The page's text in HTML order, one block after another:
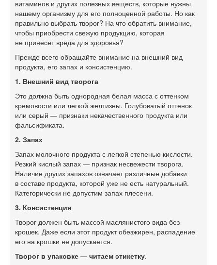
витаминов и других полезных веществ, которые нужны
нашему организму для его полноценной работы. Но как
правильно выбрать творог? На что обратить внимание,
чтобы приобрести свежую продукцию, которая
не принесет вреда для здоровья?
Прежде всего обращайте внимание на внешний вид
продукта, его запах и консистенцию.
1. Внешний вид творога
Это должна быть однородная белая масса с оттенком
кремовости или легкой желтизны. Голубоватый оттенок
или серый — признаки некачественного продукта или
фальсификата.
2. Запах
Запах молочного продукта с легкой степенью кислости.
Резкий кислый запах — признак несвежести творога.
Наличие других запахов означает различные добавки
в составе продукта, которой уже не есть натуральный.
Категорически не допустим запах плесени.
3. Консистенция
Творог должен быть массой маслянистого вида без
крошек. Даже если этот продукт обезжирен, распадение
его на крошки не допускается.
Творог в упаковке — читаем этикетку.